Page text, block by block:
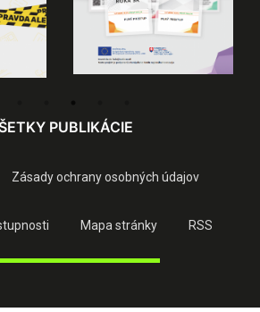
PUBLIKÁCIE
Zásady ochrany osobných údajov
Mapa stránky RSS